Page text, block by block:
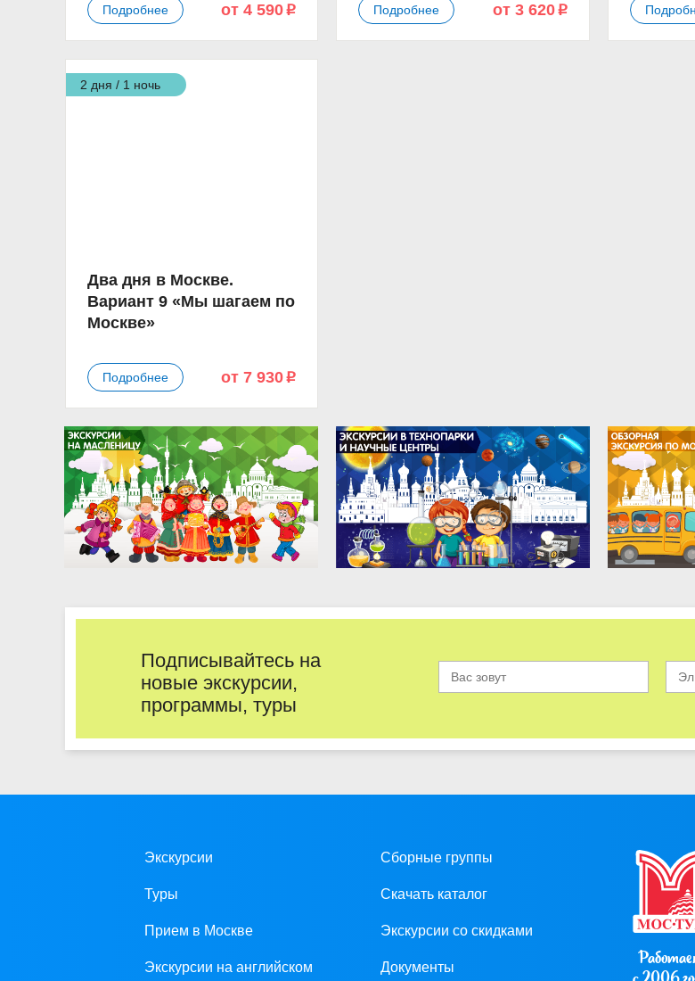
Подробнее от 4 590 p Подробнее от 3 620 p
2 дня / 1 ночь
Два дня в Москве.
Вариант 9 «Мы шагаем по
Москве»
Подробнее от 7 930 p
Подписывайтесь на
новые экскурсии,
программы, туры
Экскурсии
Туры
Прием в Москве
Экскурсии на английском
Сборные группы
Скачать каталог
Экскурсии со скидками
Документы